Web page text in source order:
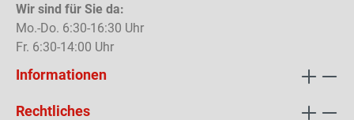
Wir sind für Sie da:
Mo.-Do. 6:30-16:30 Uhr
Fr. 6:30-14:00 Uhr
Informationen
Rechtliches